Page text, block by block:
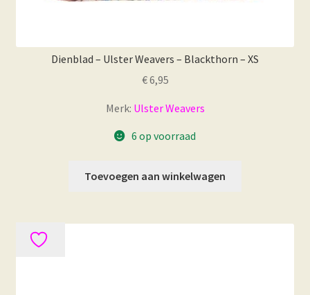
Dienblad – Ulster Weavers – Blackthorn – XS
€6,95
Merk: Ulster Weavers
6 op voorraad
Toevoegen aan winkelwagen